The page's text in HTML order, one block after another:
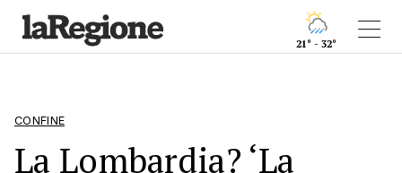
21° - 32°
CONFINE
La Lombardia? ‘La